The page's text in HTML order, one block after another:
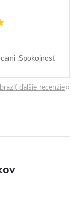
.Spokojnosť
ďalšie recenzie